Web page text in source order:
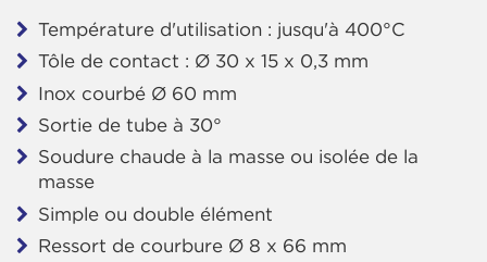
Température d'utilisation : jusqu'à 400°C
Tôle de contact : Ø 30 x 15 x 0,3 mm
Inox courbé Ø 60 mm
Sortie de tube à 30°
Soudure chaude à la masse ou isolée de la
masse
Simple ou double élément
Ressort de courbure Ø 8 x 66 mm